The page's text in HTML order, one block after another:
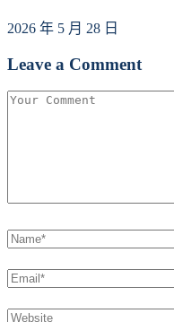
2026 年 5 月 28 日
Leave a Comment